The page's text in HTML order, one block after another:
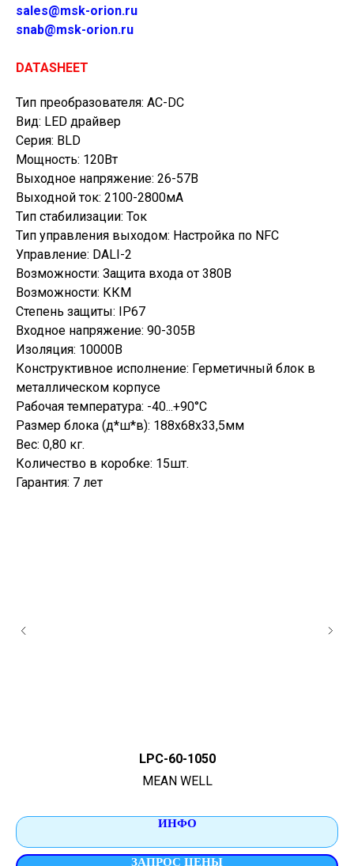
sales@msk-orion.ru
snab@msk-orion.ru
DATASHEET
Тип преобразователя: AC-DC
Вид: LED драйвер
Серия: BLD
Мощность: 120Вт
Выходное напряжение: 26-57В
Выходной ток: 2100-2800мА
Тип стабилизации: Ток
Тип управления выходом: Настройка по NFC
Управление: DALI-2
Возможности: Защита входа от 380В
Возможности: ККМ
Степень защиты: IP67
Входное напряжение: 90-305В
Изоляция: 10000В
Конструктивное исполнение: Герметичный блок в
металлическом корпусе
Рабочая температура: -40...+90°C
Размер блока (д*ш*в): 188х68х33,5мм
Вес: 0,80 кг.
Количество в коробке: 15шт.
Гарантия: 7 лет
LPC-60-1050
MEAN WELL
ИНФО
ЗАПРОС ЦЕНЫ